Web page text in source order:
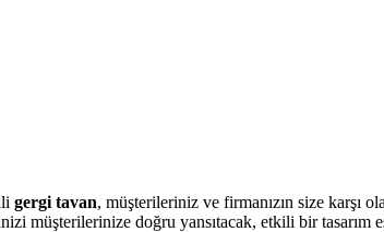
gergi tavan, müşterileriniz ve firmanızın size karşı
müşterilerinize doğru yansıtacak, etkili bir tasarım